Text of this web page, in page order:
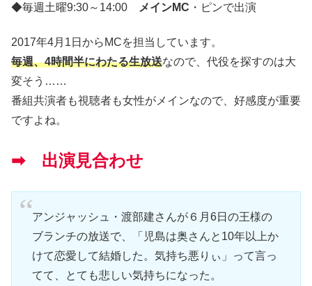
◆毎週土曜9:30～14:00 メインMC ・ピンで出演
2017年4月1日からMCを担当しています。
毎週、4時間半にわたる生放送なので、代役を探すのは大
変そう……
番組共演者も視聴者も女性がメインなので、好感度が重要
ですよね。
➡ 出演見合わせ
アンジャッシュ・渡部建さんが６月6日の王様の
ブランチの放送で、「児島は奥さんと10年以上か
けて恋愛して結婚した。気持ち悪りぃ」って言っ
てて、とても悲しい気持ちになった。